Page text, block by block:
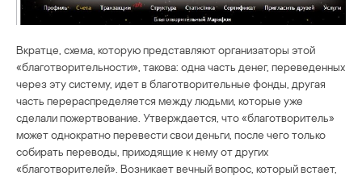
Вкратце, схема, которую представляют организаторы этой
«благотворительности», такова: одна часть денег, переведенных
через эту систему, идет в благотворительные фонды, другая
часть перераспределяется между людьми, которые уже
сделали пожертвование. Утверждается, что «благотворитель»
может однократно перевести свои деньги, после чего только
собирать переводы, приходящие к нему от других
«благотворителей». Возникает вечный вопрос, который встает,